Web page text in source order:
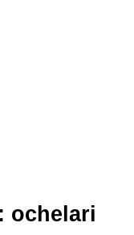
ochelari